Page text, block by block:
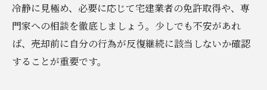
冷静に見極め、必要に応じて宅建業者の免許取得や、専
門家への相談を徹底しましょう。少しでも不安があれ
ば、売却前に自分の行為が反復継続に該当しないか確認
することが重要です。